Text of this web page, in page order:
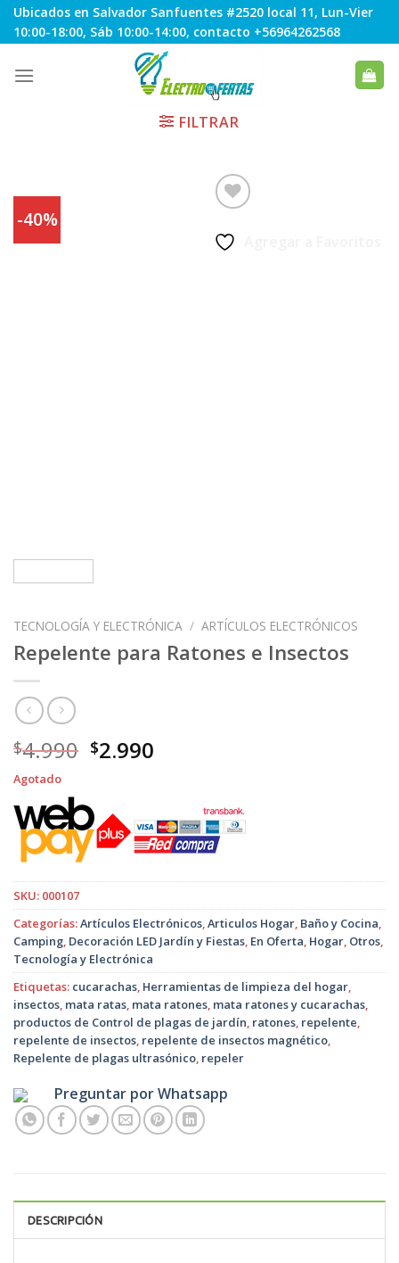
Skip
to
Ubicados en Salvador Sanfuentes #2520 local 11, Lun-Vier
10:00-18:00, Sáb 10:00-14:00, contacto +56964262568
FILTRAR
-40%
TECNOLOGÍA Y ELECTRÓNICA / ARTÍCULOS ELECTRÓNICOS
Repelente para Ratones e Insectos
$4.990 El
era:
$4.990.
$2.990
es:
$2.990.
Agotado
SKU: 000107
Categorías:Artículos Electrónicos,Articulos Hogar, Baño y Cocina,
Camping, Decoración LED Jardín y Fiestas, En Oferta, Hogar, Otros,
Tecnología y Electrónica
Etiquetas: cucarachas, Herramientas de limpieza del hogar,
insectos, mata ratas, mata ratones, mata ratones y cucarachas,
productos de Control de plagas de jardín, ratones, repelente,
repelente de insectos, repelente de insectos magnético,
Repelente de plagas ultrasónico, repeler
Preguntar por Whatsapp
DESCRIPCIÓN